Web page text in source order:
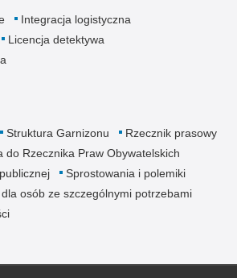
Integracja logistyczna
Licencja detektywa
Struktura Garnizonu
Rzecznik prasowy
do Rzecznika Praw Obywatelskich
Sprostowania i polemiki
osób ze szczególnymi potrzebami